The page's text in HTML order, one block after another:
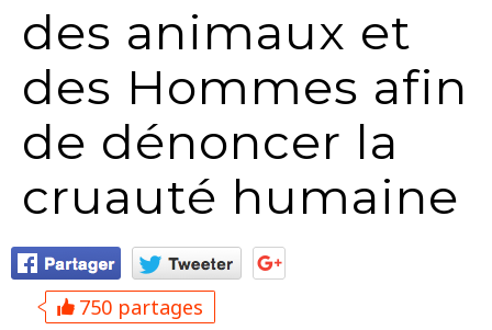
des animaux et
des Hommes afin
de dénoncer la
cruauté humaine
750 partages